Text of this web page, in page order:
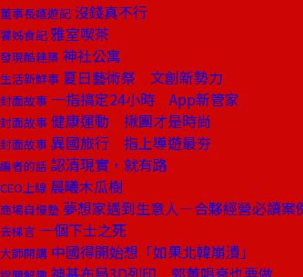
董事長嬉遊記 沒錢真不行
饕姊食記 雅室喫茶
發現酷建築 神社公寓
生活新鮮事 夏日藝術祭 文創新勢力
封面故事 一指搞定24小時 App新管家
封面故事 健康運動 揪團才是時尚
封面故事 異國旅行 指上導遊最夯
編者的話 認清現實，就有路
CEO上線 晨曦木瓜樹
商場自慢塾 夢想家遇到生意人—合夥經營必讀案
去梯言 一個下士之死
大師開講 中國得開始想「如果北韓崩潰」